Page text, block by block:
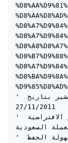
' الكود من كتابة السيد عبد الله باقشير بتاريخ
27/11/2011
' تم التعديل على اسم الكود مع القيم الافتراضية
السعودية
' كذلك تم تعديل ترتيب مدخلات الدالة لسهولة الحفظ